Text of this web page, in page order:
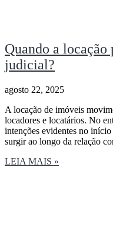
Quando a
judicial?
agosto 22, 2025
A locação de imóveis
locadores e locatários. No
intenções evidentes no
surgir ao longo da relação
LEIA MAIS »